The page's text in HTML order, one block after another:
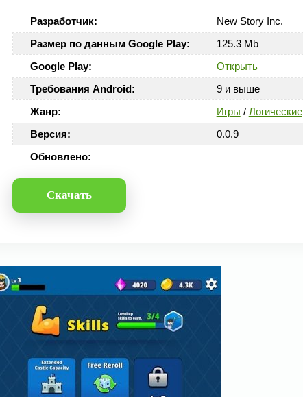
Разработчик:
New Story Inc.
Размер по данным Google Play:
125.3 Mb
Google Play:
Открыть
Требования Android:
9 и выше
Жанр:
Игры / Логические
Версия:
0.0.9
Обновлено:
Скачать